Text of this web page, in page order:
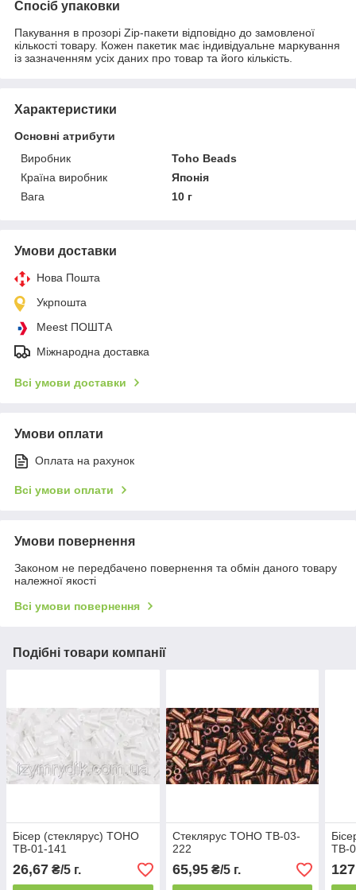
Спосіб упаковки
Пакування в прозорі Zip-пакети відповідно до замовленої
кількості товару. Кожен пакетик має індивідуальне маркування
із зазначенням усіх даних про товар та його кількість.
Характеристики
Основні атрибути
Виробник
Toho Beads
Країна виробник
Японія
Вага
10 г
Умови доставки
Нова Пошта
Укрпошта
Meest ПОШТА
Міжнародна доставка
Всі умови доставки
Умови оплати
Оплата на рахунок
Всі умови оплати
Умови повернення
Законом не передбачено повернення та обмін даного товару
належної якості
Всі умови повернення
Подібні товари компанії
Бісер (стеклярус) TOHO
TB-01-141
26,67 ₴/5 г.
Стеклярус TOHO TB-03-
222
65,95₴/5 г.
TB-